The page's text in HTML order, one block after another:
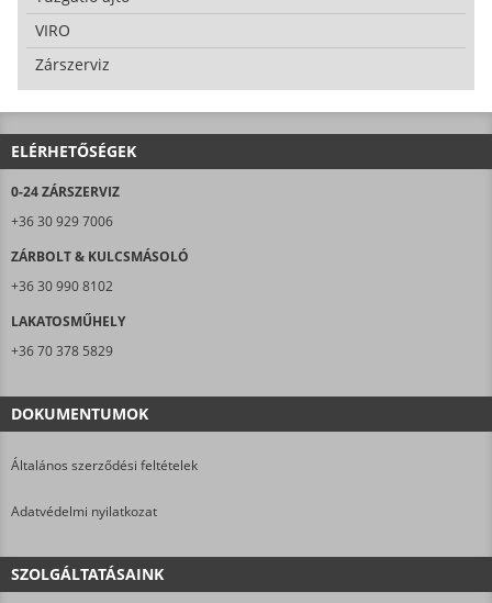
VIRO
Zárszerviz
ELÉRHETŐSÉGEK
0-24 ZÁRSZERVIZ
+36 30 929 7006
ZÁRBOLT & KULCSMÁSOLÓ
+36 30 990 8102
LAKATOSMŰHELY
+36 70 378 5829
DOKUMENTUMOK
Általános szerződési feltételek
Adatvédelmi nyilatkozat
SZOLGÁLTATÁSAINK